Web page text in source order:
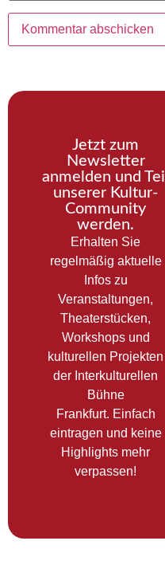
Jetzt zum
Newsletter
anmelden und Teil
unserer Kultur-
Community
werden.
Erhalten Sie
regelmäßig aktuelle
Infos zu
Veranstaltungen,
Theaterstücken,
Workshops und
kulturellen Projekten
der Interkulturellen
Bühne
Frankfurt. Einfach
eintragen und keine
Highlights mehr
verpassen!